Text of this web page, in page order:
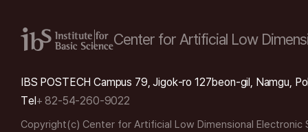
Center for Artificial Low
IBS POSTECH Campus 79, Jigok-ro 127beon-gil, Namgu,
Tel+ 82-54-260-9022
Copyright(c) Center for Artificial Low Dimensional Electronic